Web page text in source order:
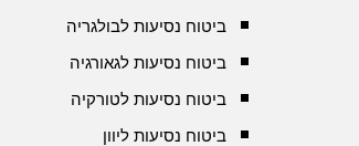
ביטוח נסיעות לבולגריה
ביטוח נסיעות לגאורגיה
ביטוח נסיעות לטורקיה
ביטוח נסיעות ליוון